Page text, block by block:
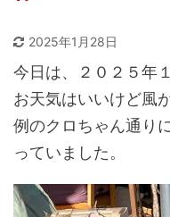
2025年1月28日
今日は、２０２５年
お天気はいいけど風
例のクロちゃん通り
っていました。